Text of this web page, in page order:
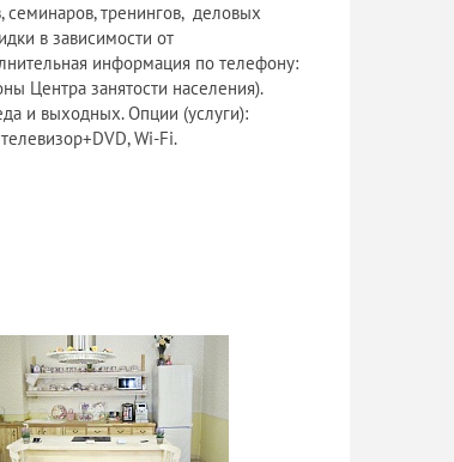
семинаров, тренингов, деловых
в зависимости от
информация по телефону:
Центра занятости населения).
и выходных. Опции (услуги):
Wi-Fi.